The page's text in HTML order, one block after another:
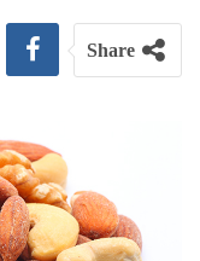
Share